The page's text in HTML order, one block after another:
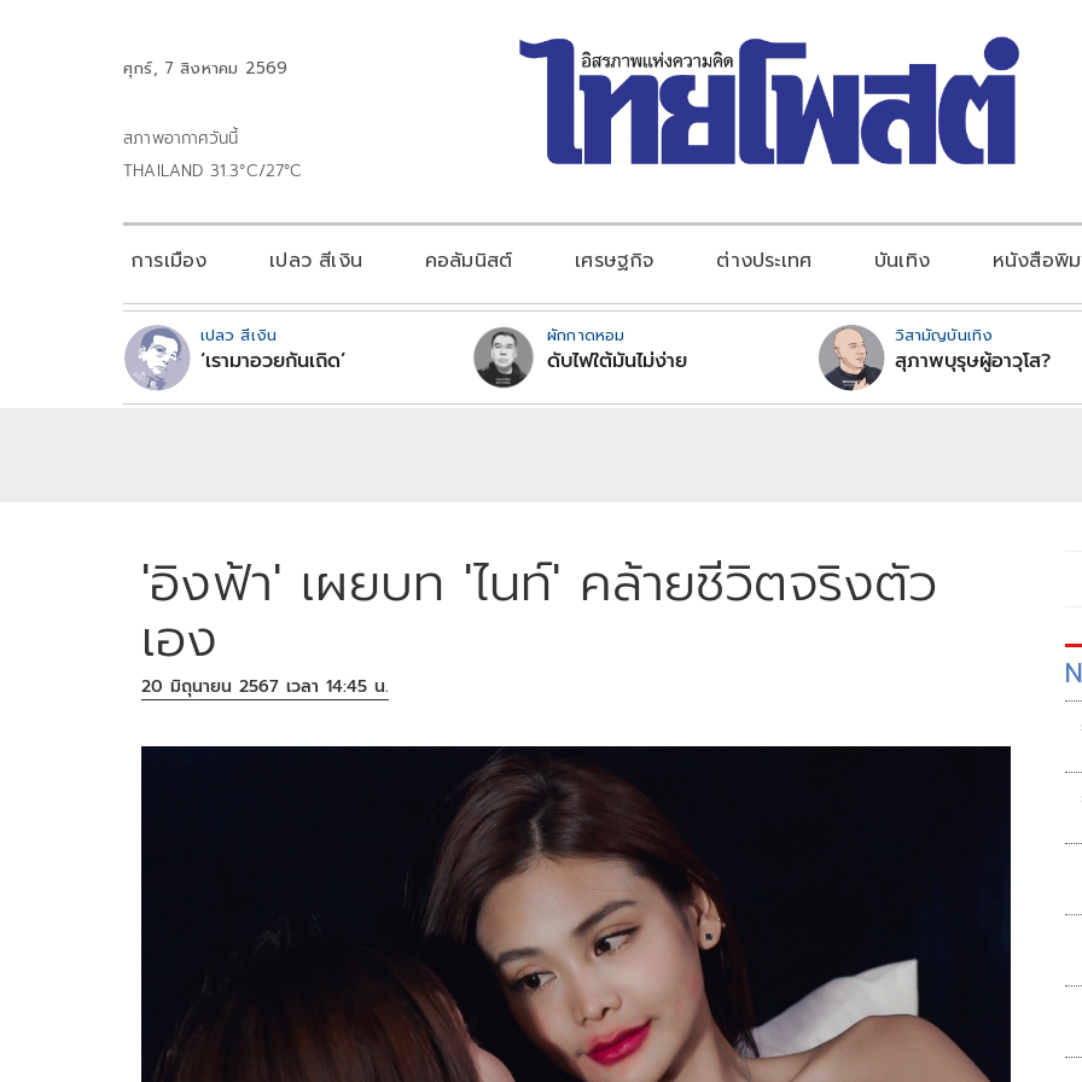
ศุกร์, 7 สิงหาคม 2569
สภาพอากาศวันนี้
THAILAND 31.3°C/27°C
การเมือง เปลว สีเงิน คอลัมนิสต์ เศรษฐกิจ ต่างประเทศ บันเทิง หนังสือพิ
เปลว สีเงิน
‘เรามาอวยกันเถิด’
ผักกาดหอม
ดับไฟใต้มันไม่ง่าย
วิสามัญบันเทิง
สุภาพบุรุษผู้อาวุโส?
'อิงฟ้า' เผยบท 'ไนท์' คล้ายชีวิตจริงตัว
เอง
20 มิถุนายน 2567 เวลา 14:45 น.